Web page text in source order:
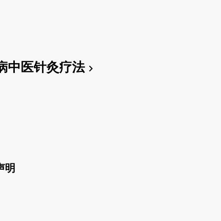
中医针灸疗法chevron_right
明